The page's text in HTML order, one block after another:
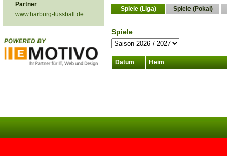
Partner
www.harburg-fussball.de
Spiele (Liga) Spiele (Pokal)
Spiele
Datum Heim